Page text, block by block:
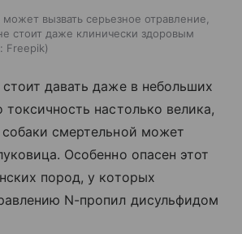
вызвать серьезное отравление,
стоит даже клинически здоровым
Freepik
давать даже в небольших
токсичность настолько велика,
смертельной может
Особенно опасен этот
пород, у которых
N-пропил дисульфидом